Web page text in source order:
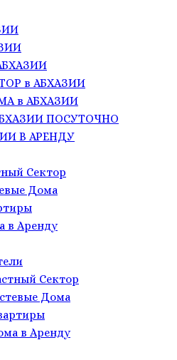
в АБХАЗИИ
в АБХАЗИИ
ПОСУТОЧНО
В АРЕНДУ
Сектор
Дома
в Аренду
Сектор
Дома
в Аренду